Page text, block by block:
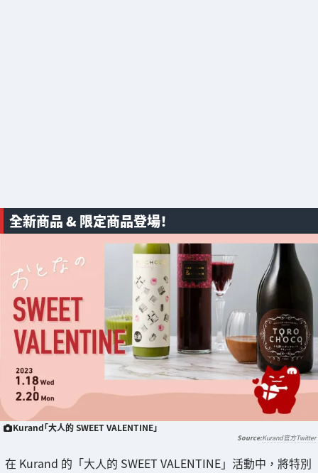
全新商品 & 限定商品登場！
Kurand「大人的 SWEET VALENTINE」
Kurand官方Twitter
在 Kurand 的「大人的 SWEET VALENTINE」活動中，將特別